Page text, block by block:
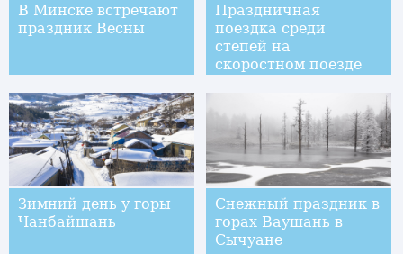
В Минске встречают
праздник Весны
Праздничная
поездка среди
степей на
скоростном поезде
Зимний день у горы
Чанбайшань
Снежный праздник в
горах Ваушань в
Сычуане